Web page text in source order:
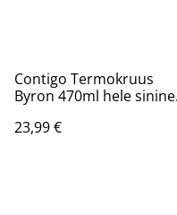
Contigo Termokruus
Byron 470ml hele sinine
23,99 €